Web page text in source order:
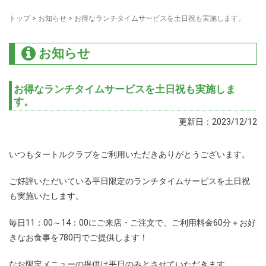
トップ> お知らせ > お得なランチタイムサービスを土日祝も実施します。
お知らせ
お得なランチタイムサービスを土日祝も実施しま
す。
更新日：2023/12/12
いつもタートルクラブをご利用いただきありがとうございます。
ご好評いただいている平日限定のランチタイムサービスを土日祝
も実施いたします。
毎日11：00～14：00にご来店・ご注文で、ご利用料金60分＋お好
きなお食事を780円でご提供します！